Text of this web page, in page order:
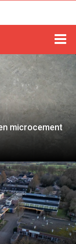
microcement